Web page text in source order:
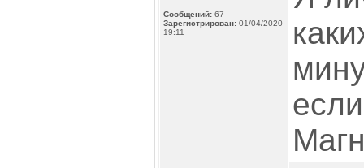
Сообщений: 67
Зарегистрирован: 01/04/2020
19:11